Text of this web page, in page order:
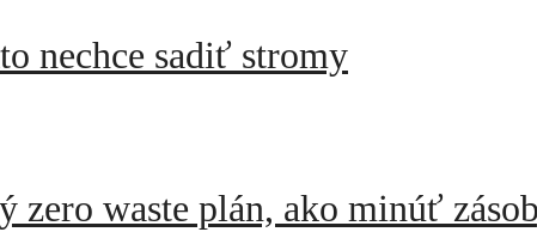
nechce sadiť stromy
waste plán, ako minúť